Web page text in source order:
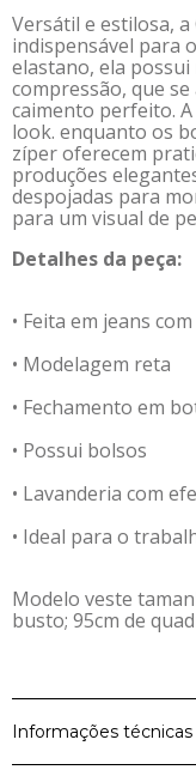
Versátil e estilosa,
indispensável para
elastano, ela
compressão, que
caimento perfeito.
look. enquanto os
zíper oferecem
produções
despojadas para
para um visual de
Detalhes da peça:
• Feita em jeans
• Modelagem reta
• Fechamento em
• Possui bolsos
• Lavanderia com
• Ideal para o
Modelo veste
busto; 95cm de
Informações técnicas